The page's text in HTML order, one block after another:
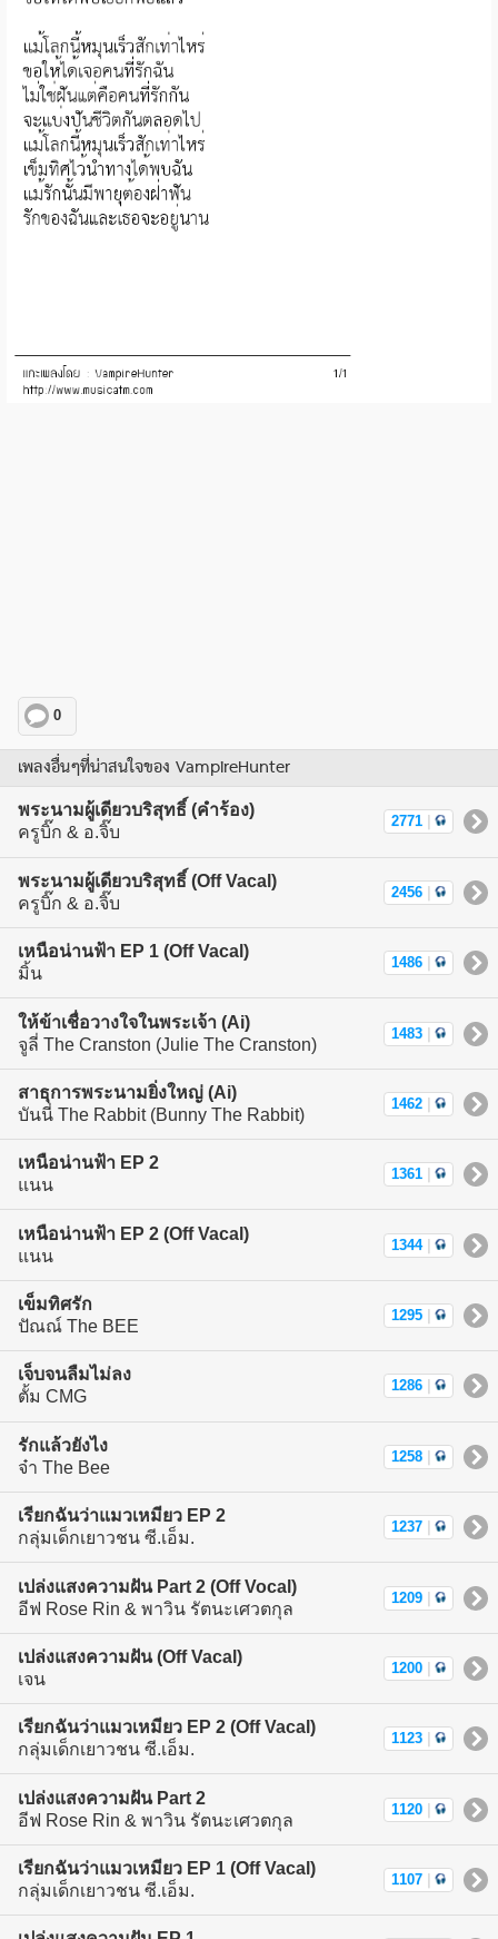
0
เพลงอื่นๆที่น่าสนใจของ VampireHunter
พระนามผู้เดียวบริสุทธิ์ (คำร้อง)
ครูบิ๊ก & อ.จิ๊บ
2771
พระนามผู้เดียวบริสุทธิ์ (Off Vacal)
ครูบิ๊ก & อ.จิ๊บ
2456
เหนือน่านฟ้า EP 1 (Off Vacal)
มิ้น
1486
ให้ข้าเชื่อวางใจในพระเจ้า (Ai)
จูลี่ The Cranston (Julie The Cranston)
1483
สาธุการพระนามยิ่งใหญ่ (Ai)
บันนี่ The Rabbit (Bunny The Rabbit)
1462
เหนือน่านฟ้า EP 2
แนน
1361
เหนือน่านฟ้า EP 2 (Off Vacal)
แนน
1344
เข็มทิศรัก
ปัณณ์ The BEE
1295
เจ็บจนลืมไม่ลง
ตั้ม CMG
1286
รักแล้วยังไง
จ๋า The Bee
1258
เรียกฉันว่าแมวเหมียว EP 2
กลุ่มเด็กเยาวชน ซี.เอ็ม.
1237
เปล่งแสงความฝัน Part 2 (Off Vocal)
อีฟ Rose Rin & พาวิน รัตนะเศวตกุล
1209
เปล่งแสงความฝัน (Off Vacal)
เจน
1200
เรียกฉันว่าแมวเหมียว EP 2 (Off Vacal)
กลุ่มเด็กเยาวชน ซี.เอ็ม.
1123
เปล่งแสงความฝัน Part 2
อีฟ Rose Rin & พาวิน รัตนะเศวตกุล
1120
เรียกฉันว่าแมวเหมียว EP 1 (Off Vacal)
กลุ่มเด็กเยาวชน ซี.เอ็ม.
1107